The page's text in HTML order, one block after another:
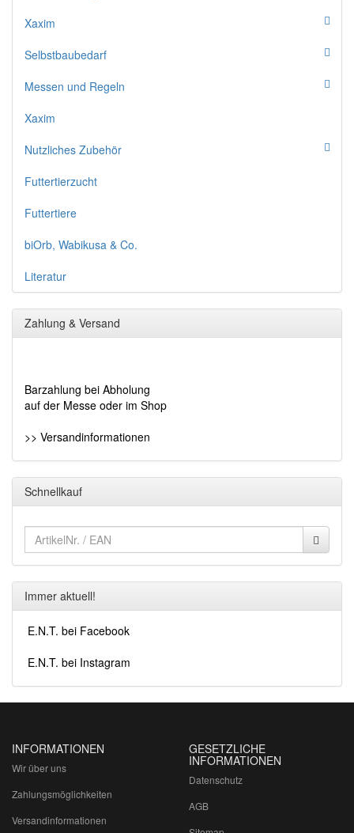
Xaxim
Selbstbaubedarf
Messen und Regeln
Xaxim
Nutzliches Zubehör
Futtertierzucht
Futtertiere
biOrb, Wabikusa & Co.
Literatur
Zahlung & Versand
Barzahlung bei Abholung
auf der Messe oder im Shop
>> Versandinformationen
Schnellkauf
Immer aktuell!
E.N.T. bei Facebook
E.N.T. bei Instagram
INFORMATIONEN
Wir über uns
Zahlungsmöglichkeiten
Versandinformationen
GESETZLICHE
INFORMATIONEN
Datenschutz
AGB